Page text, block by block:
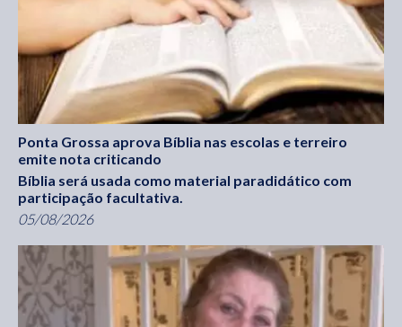
Ponta Grossa aprova Bíblia nas escolas e terreiro
emite nota criticando
Bíblia será usada como material paradidático com
participação facultativa.
05/08/2026